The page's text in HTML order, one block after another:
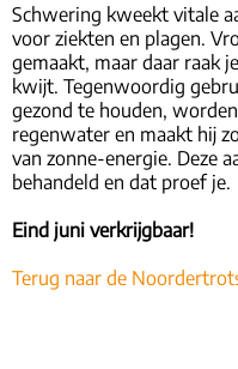
Schwering kweekt vitale
voor ziekten en plagen.
gemaakt, maar daar raak
kwijt. Tegenwoordig
gezond te houden,
regenwater en maakt hij
van zonne-energie. Deze
behandeld en dat proef je.
Eind juni verkrijgbaar!
Terug naar de